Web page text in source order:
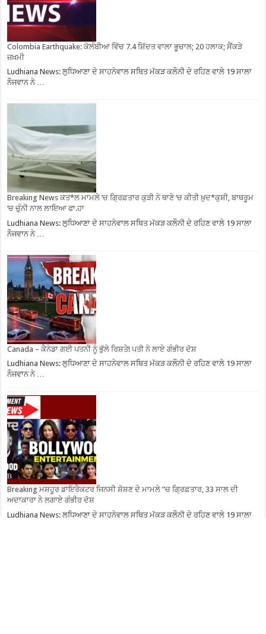
Colombia Earthquake: ਕੋਲੰਬੀਆ ਵਿੱਚ 7.4 ਸ਼ਿੱਦਤ ਵਾਲਾ ਭੂਚਾਲ; 20 ਹਲਾਕ; ਸੈਂਕੜੇ
ਜ਼ਖ਼ਮੀ
Ludhiana News: ਲੁਧਿਆਣਾ ਦੇ ਸਾਹਨੇਵਾਲ ਸਥਿਤ ਮੱਕੜ ਕਲੌਨੀ ਦੇ ਰਹਿਣ ਵਾਲੇ 19 ਸਾਲਾ
ਨੌਜਵਾਨ ਨੇ …
Breaking News ਕਤ*ਲ ਮਾਮਲੇ ‘ਚ ਗ੍ਰਿਫ਼ਤਾਰ ਕੁੜੀ ਨੇ ਥਾਣੇ ‘ਚ ਕੀਤੀ ਖ਼ੁਦ*ਕੁਸ਼ੀ, ਬਾਥਰੂਮ
‘ਚ ਚੁੰਨੀ ਨਾਲ ਲਾਇਆ ਫਾ.ਹਾ
Ludhiana News: ਲੁਧਿਆਣਾ ਦੇ ਸਾਹਨੇਵਾਲ ਸਥਿਤ ਮੱਕੜ ਕਲੌਨੀ ਦੇ ਰਹਿਣ ਵਾਲੇ 19 ਸਾਲਾ
ਨੌਜਵਾਨ ਨੇ …
Canada – ਕੈਨੇਡਾ ਗਈ ਪਤਨੀ ਨੂੰ ਭੁੱਲੇ ਰਿਸ਼ਤੇ! ਪਤੀ ਨੇ ਲਾਏ ਗੰਭੀਰ ਦੋਸ਼
Ludhiana News: ਲੁਧਿਆਣਾ ਦੇ ਸਾਹਨੇਵਾਲ ਸਥਿਤ ਮੱਕੜ ਕਲੌਨੀ ਦੇ ਰਹਿਣ ਵਾਲੇ 19 ਸਾਲਾ
ਨੌਜਵਾਨ ਨੇ …
Breaking ਮਸ਼ਹੂਰ ਡਾਇਰੈਕਟਰ ਜਿਨਸੀ ਸ਼ੋਸ਼ਣ ਦੇ ਮਾਮਲੇ ”ਚ ਗ੍ਰਿਫ਼ਤਾਰ, 33 ਸਾਲ ਦੀ
ਅਦਾਕਾਰਾ ਨੇ ਲਗਾਏ ਗੰਭੀਰ ਦੋਸ਼
Ludhiana News: ਲੁਧਿਆਣਾ ਦੇ ਸਾਹਨੇਵਾਲ ਸਥਿਤ ਮੱਕੜ ਕਲੌਨੀ ਦੇ ਰਹਿਣ ਵਾਲੇ 19 ਸਾਲਾ